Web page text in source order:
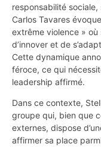
responsabilité
Carlos Tavares
extrême violence » où
d’innover et de
Cette dynamique
féroce, ce qui
leadership affirmé.
Dans ce contexte,
groupe qui, bien que
externes, dispose
affirmer sa place